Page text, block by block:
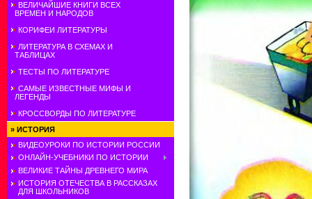
ВЕЛИЧАЙШИЕ КНИГИ ВСЕХ
ВРЕМЕН И НАРОДОВ
КОРИФЕИ ЛИТЕРАТУРЫ
ЛИТЕРАТУРА В СХЕМАХ И
ТАБЛИЦАХ
ТЕСТЫ ПО ЛИТЕРАТУРЕ
САМЫЕ ИЗВЕСТНЫЕ МИФЫ И
ЛЕГЕНДЫ
КРОССВОРДЫ ПО ЛИТЕРАТУРЕ
» ИСТОРИЯ
ВИДЕОУРОКИ ПО ИСТОРИИ РОССИИ
ОНЛАЙН-УЧЕБНИКИ ПО ИСТОРИИ
ВЕЛИКИЕ ТАЙНЫ ДРЕВНЕГО МИРА
ИСТОРИЯ ОТЕЧЕСТВА В РАССКАЗАХ
ДЛЯ ШКОЛЬНИКОВ